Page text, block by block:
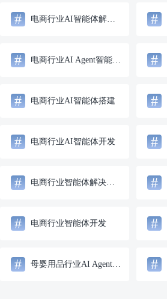
# 电商行业AI智能体解决方案 #
# 电商行业AI Agent智能体搭建 #
# 电商行业AI智能体搭建 #
# 电商行业AI智能体开发 #
# 电商行业智能体解决方案 #
# 电商行业智能体开发 #
# 母婴用品行业AI Agent智能体搭建 #